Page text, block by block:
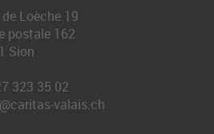
de Loèche 19
postale 162
Sion
323 35 02
valais.ch